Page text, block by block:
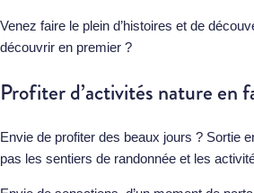
Venez faire le plein d’histoires et de
découvrir en premier ?
Profiter d’activités nature en
Envie de profiter des beaux jours ? Sortie
pas les sentiers de randonnée et les